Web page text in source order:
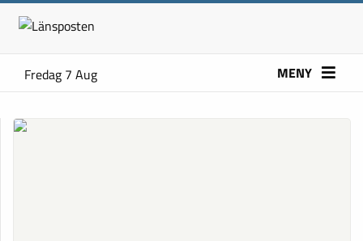
Fredag 7 Aug MENY